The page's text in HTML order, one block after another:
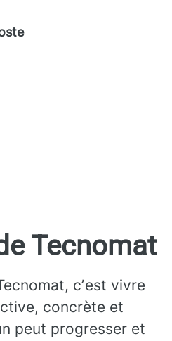
Tecnomat
cʼest vivre
concrète et
peut progresser et